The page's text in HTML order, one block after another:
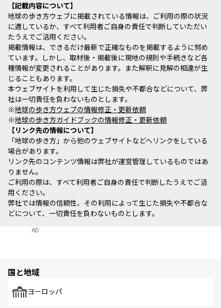
記載内容について
地球の歩き方ウェブに掲載されている情報は、ご利用の際の状況
に適しているか、すべて利用者ご自身の責任で判断していただい
たうえでご活用ください。
掲載情報は、できるだけ最新で正確なものを掲載するように努め
ています。しかし、取材後・掲載後に現地の規則や手続きなど各
種情報が変更されることがあります。また解釈に見解の相違が生
じることもあります。
本ウェブサイトを利用して生じた損失や不都合などについて、弊
社は一切責任を負わないものとします。
※地球の歩き方ウェブの情報修正・更新依頼
※地球の歩き方ガイドブックの情報修正・更新依頼
リンク先の情報について
「地球の歩き方」から他のウェブサイトなどへリンクをしている
場合があります。
リンク先のコンテンツ情報は弊社が運営管理しているものではあ
りません。
ご利用の際は、すべて利用者ご自身の責任で判断したうえでご活
用ください。
弊社では情報の信頼性、その利用によって生じた損失や不都合な
どについて、一切責任を負わないものとします。
AD
国と地域
ヨーロッパ